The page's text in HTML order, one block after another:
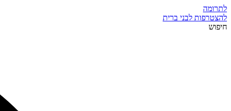
לתרומה
להצטרפות לבני ברית
חיפוש